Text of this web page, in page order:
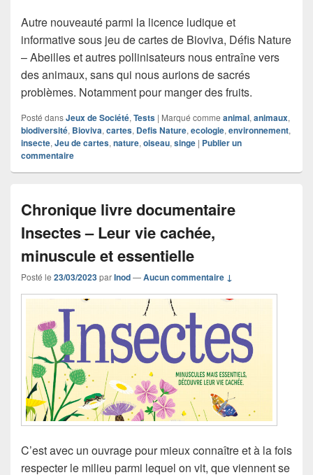
Autre nouveauté parmi la licence ludique et
informative sous jeu de cartes de Bioviva, Défis Nature
– Abeilles et autres pollinisateurs nous entraîne vers
des animaux, sans qui nous aurions de sacrés
problèmes. Notamment pour manger des fruits.
Posté dansJeux de Société, Tests | Marqué comme animal, animaux,
biodiversité, Bioviva, cartes, Defis Nature, ecologie, environnement,
insecte, Jeu de cartes, nature, oiseau, singe | Publier un
commentaire
Chronique livre documentaire
Insectes – Leur vie cachée,
minuscule et essentielle
Posté le 23/03/2023parInod—Aucun commentaire ↓
C’est avec un ouvrage pour mieux connaître et à la fois
respecter le milieu parmi lequel on vit, que viennent se